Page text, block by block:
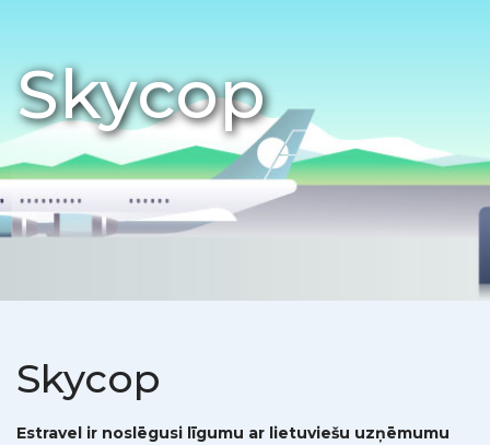
Skycop
Skycop
Estravel ir noslēgusi līgumu ar lietuviešu uzņēmumu